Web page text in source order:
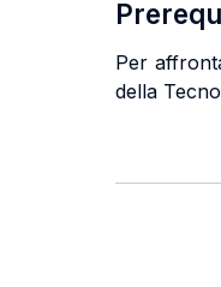
Per
della